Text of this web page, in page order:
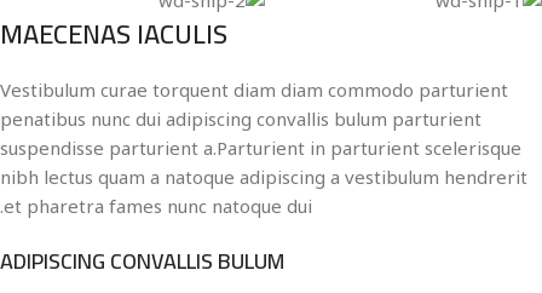
MAECENAS IACULIS
Vestibulum curae torquent diam diam commodo parturient
penatibus nunc dui adipiscing convallis bulum parturient
suspendisse parturient a.Parturient in parturient scelerisque
nibh lectus quam a natoque adipiscing a vestibulum hendrerit
et pharetra fames nunc natoque dui.
ADIPISCING CONVALLIS BULUM